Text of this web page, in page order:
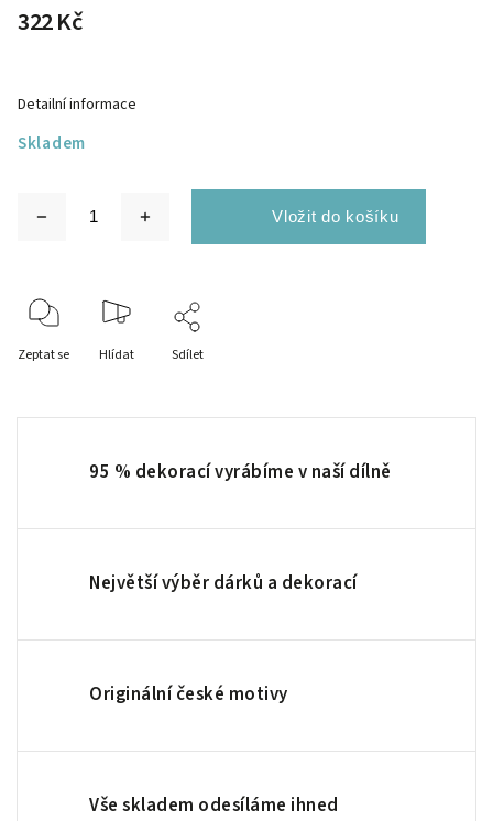
322 Kč
Skladem
Detailní informace
Zeptat se Hlídat Sdílet
95 % dekorací vyrábíme v naší dílně
Největší výběr dárků a dekorací
Originální české motivy
Vše skladem odesíláme ihned